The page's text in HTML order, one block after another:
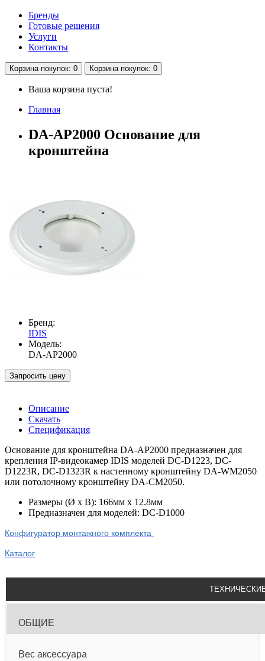
Бренды
Готовые решения
Услуги
Контакты
Корзинапокупок: 0 Корзинапокупок: 0
Ваша корзина пуста!
Главная
DA-AP2000 Основание для
кронштейна
Бренд:
IDIS
Модель:
DA-AP2000
Запросить цену
Описание
Скачать
Спецификация
Основание для кронштейна DA-AP2000 предназначен для
крепления IP-видеокамер IDIS моделей DC-D1223, DC-
D1223R, DC-D1323R к настенному кронштейну DA-WM2050
или потолочному кронштейну DA-CM2050.
Размеры (Ø х В): 166мм х 12.8мм
Предназначен для моделей: DC-D1000
Конфигуратор монтажного комплекта
Каталог
ОБЩИЕ
Вес аксессуара